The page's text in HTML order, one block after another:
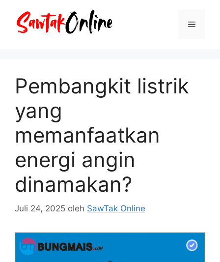
Menu
Pembangkit listrik
yang
memanfaatkan
energi angin
dinamakan?
Juli 24, 2025 oleh SawTak Online